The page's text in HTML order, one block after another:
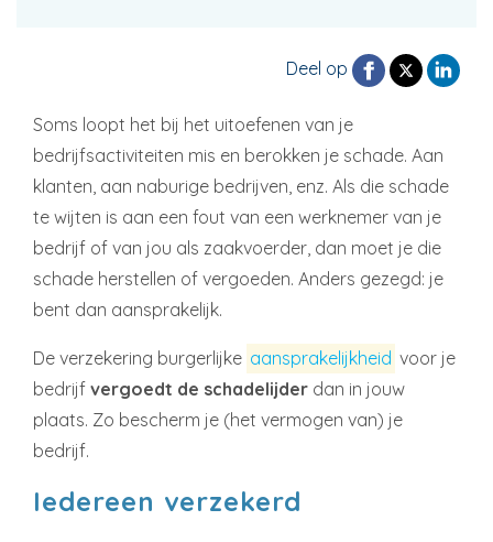
Deel op
Soms loopt het bij het uitoefenen van je
bedrijfsactiviteiten mis en berokken je schade. Aan
klanten, aan naburige bedrijven, enz. Als die schade
te wijten is aan een fout van een werknemer van je
bedrijf of van jou als zaakvoerder, dan moet je die
schade herstellen of vergoeden. Anders gezegd: je
bent dan aansprakelijk.
De verzekering burgerlijke aansprakelijkheid voor je
bedrijf vergoedt de schadelijder dan in jouw
plaats. Zo bescherm je (het vermogen van) je
bedrijf.
Iedereen verzekerd